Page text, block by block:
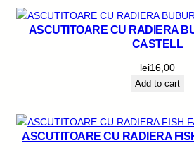
ASCUTITOARE CU RADIERA
CASTELL
lei16,00
Add to cart
ASCUTITOARE CU RADIERA